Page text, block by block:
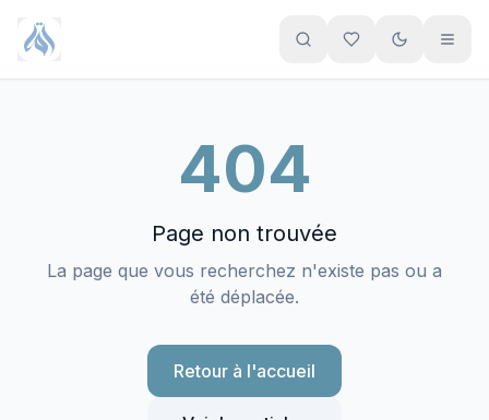
404
Page non trouvée
La page que vous recherchez n'existe pas ou a
été déplacée.
Retour à l'accueil